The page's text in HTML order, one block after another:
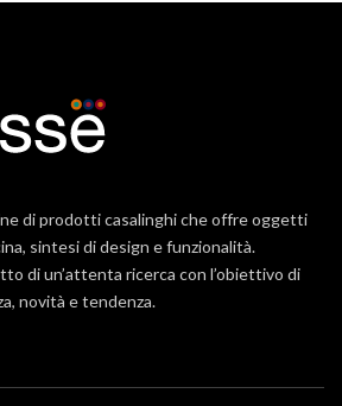
di prodotti casalinghi che offre oggetti
sintesi di design e funzionalità.
di un’attenta ricerca con l’obiettivo di
novità e tendenza.